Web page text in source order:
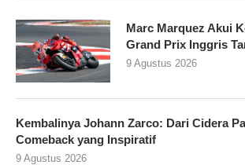
Marc Marquez Akui
Grand Prix Inggris
9 Agustus 2026
Kembalinya Johann Zarco: Dari Cidera
Comeback yang Inspiratif
9 Agustus 2026